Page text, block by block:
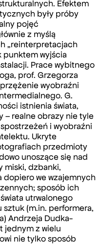
Efektem
były próby
pojęć
z myślą
„reinterpretacjach
punktem wyjścia
Prace wybitnego
prof. Grzegorza
wyobraźni
G.
istnienia świata,
– realne obrazy nie tyle
i wyobraźni
Ukryte
przedmioty
unoszące się nad
miski, dzbanki,
dopiero we wzajemnych
sposób ich
utrwalonego
sztuk (m.in. performera,
Andrzeja Dudka-
jednym z wielu
nie tylko sposób